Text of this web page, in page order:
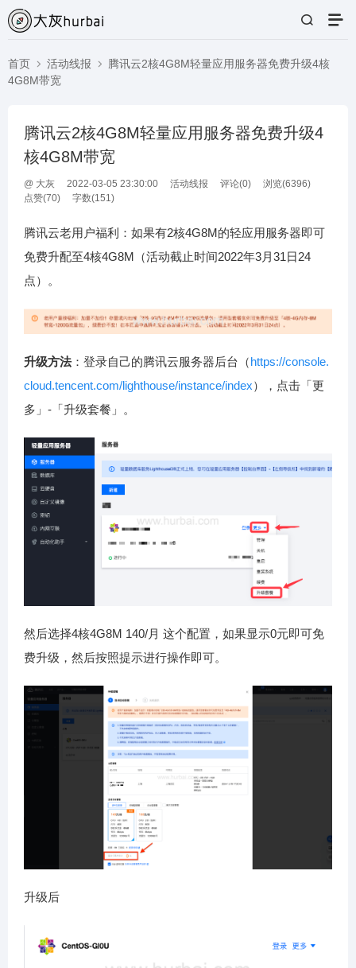
首页 活动线报
腾讯云2核4G8M轻量应用服务器免费升级4核
4G8M带宽
腾讯云2核4G8M轻量应用服务器免费升级4
核4G8M带宽
@ 大灰 2022-03-05 23:30:00 活动线报 评论(0)
浏览(6396)
点赞(70) 字数(151)
腾讯云老用户福利：如果有2核4G8M的轻应用服务器即可
免费升配至4核4G8M（活动截止时间2022年3月31日24
点）。
升级方法：登录自己的腾讯云服务器后台（https://console.
cloud.tencent.com/lighthouse/instance/index），点击「更
多」-「升级套餐」。
然后选择4核4G8M 140/月 这个配置，如果显示0元即可免
费升级，然后按照提示进行操作即可。
升级后